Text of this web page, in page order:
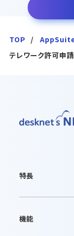
TOP
AppSuite
テレワーク許可申
特長
desknetʼs
機能